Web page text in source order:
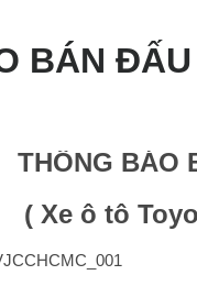
BÁN
THÔNG BÁO
( Xe ô tô